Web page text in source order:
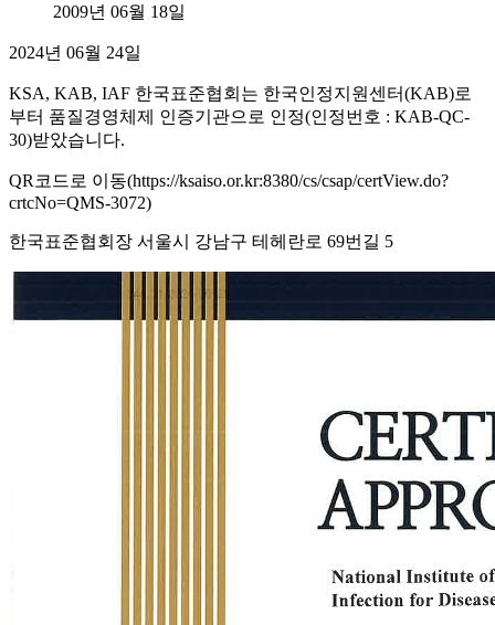
2009년 06월 18일
2024년 06월 24일
KSA, KAB, IAF 한국표준협회는 한국인정지원센터(KAB)로
부터 품질경영체제 인증기관으로 인정(인정번호 : KAB-QC-
30)받았습니다.
QR코드로 이동(https://ksaiso.or.kr:8380/cs/csap/certView.do?
crtcNo=QMS-3072)
한국표준협회장 서울시 강남구 테헤란로 69번길 5